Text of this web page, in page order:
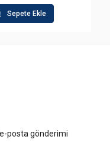
Sepete Ekle
posta gönderimi